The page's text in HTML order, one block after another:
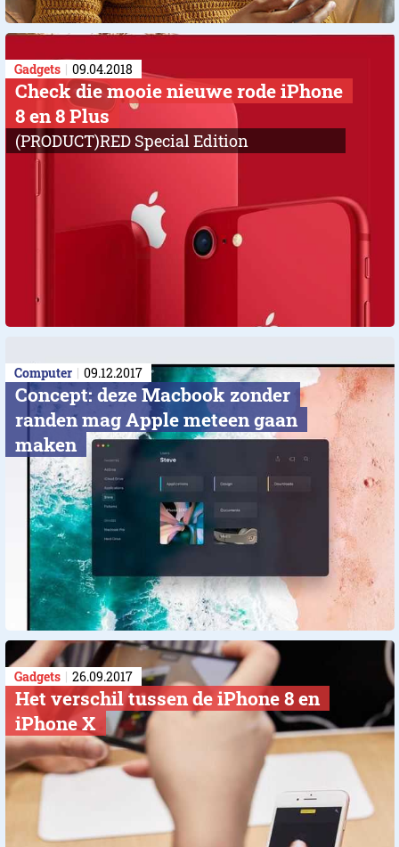
Gadgets 09.04.2018
Check die mooie nieuwe rode iPhone
8 en 8 Plus
(PRODUCT)RED Special Edition
Computer 09.12.2017
Concept: deze Macbook zonder
randen mag Apple meteen gaan
maken
Gadgets 26.09.2017
Het verschil tussen de iPhone 8 en
iPhone X